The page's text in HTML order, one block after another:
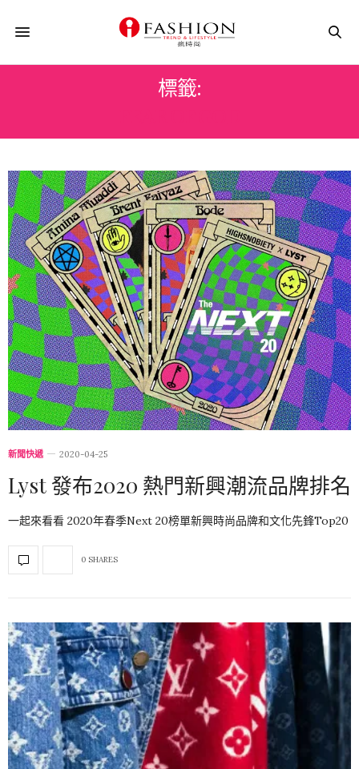
標籤:
新聞快遞 2020-04-25
Lyst 發布2020 熱門新興潮流品牌排名
一起來看看 2020年春季Next 20榜單新興時尚品牌和文化先鋒Top20
0 SHARES